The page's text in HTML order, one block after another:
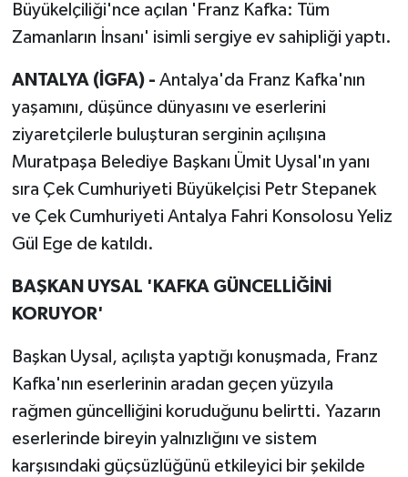
Büyükelçiliği'nce açılan 'Franz Kafka: Tüm
Zamanların İnsanı' isimli sergiye ev sahipliği yaptı.
ANTALYA (İGFA) - Antalya'da Franz Kafka'nın
yaşamını, düşünce dünyasını ve eserlerini
ziyaretçilerle buluşturan serginin açılışına
Muratpaşa Belediye Başkanı Ümit Uysal'ın yanı
sıra Çek Cumhuriyeti Büyükelçisi Petr Stepanek
ve Çek Cumhuriyeti Antalya Fahri Konsolosu Yeliz
Gül Ege de katıldı.
BAŞKAN UYSAL 'KAFKA GÜNCELLİĞİNİ
KORUYOR'
Başkan Uysal, açılışta yaptığı konuşmada, Franz
Kafka'nın eserlerinin aradan geçen yüzyıla
rağmen güncelliğini koruduğunu belirtti. Yazarın
eserlerinde bireyin yalnızlığını ve sistem
karşısındaki güçsüzlüğünü etkileyici bir şekilde